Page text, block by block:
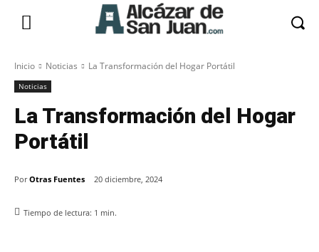
Inicio Noticias La Transformación del Hogar Portátil
Noticias
La Transformación del Hogar
Portátil
Por Otras Fuentes 20 diciembre, 2024
Tiempo de lectura: 1 min.